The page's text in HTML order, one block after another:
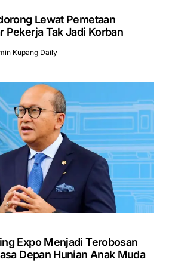
Lewat Pemetaan
Pekerja Tak Jadi Korban
Kupang Daily
Expo Menjadi Terobosan
Depan Hunian Anak Muda